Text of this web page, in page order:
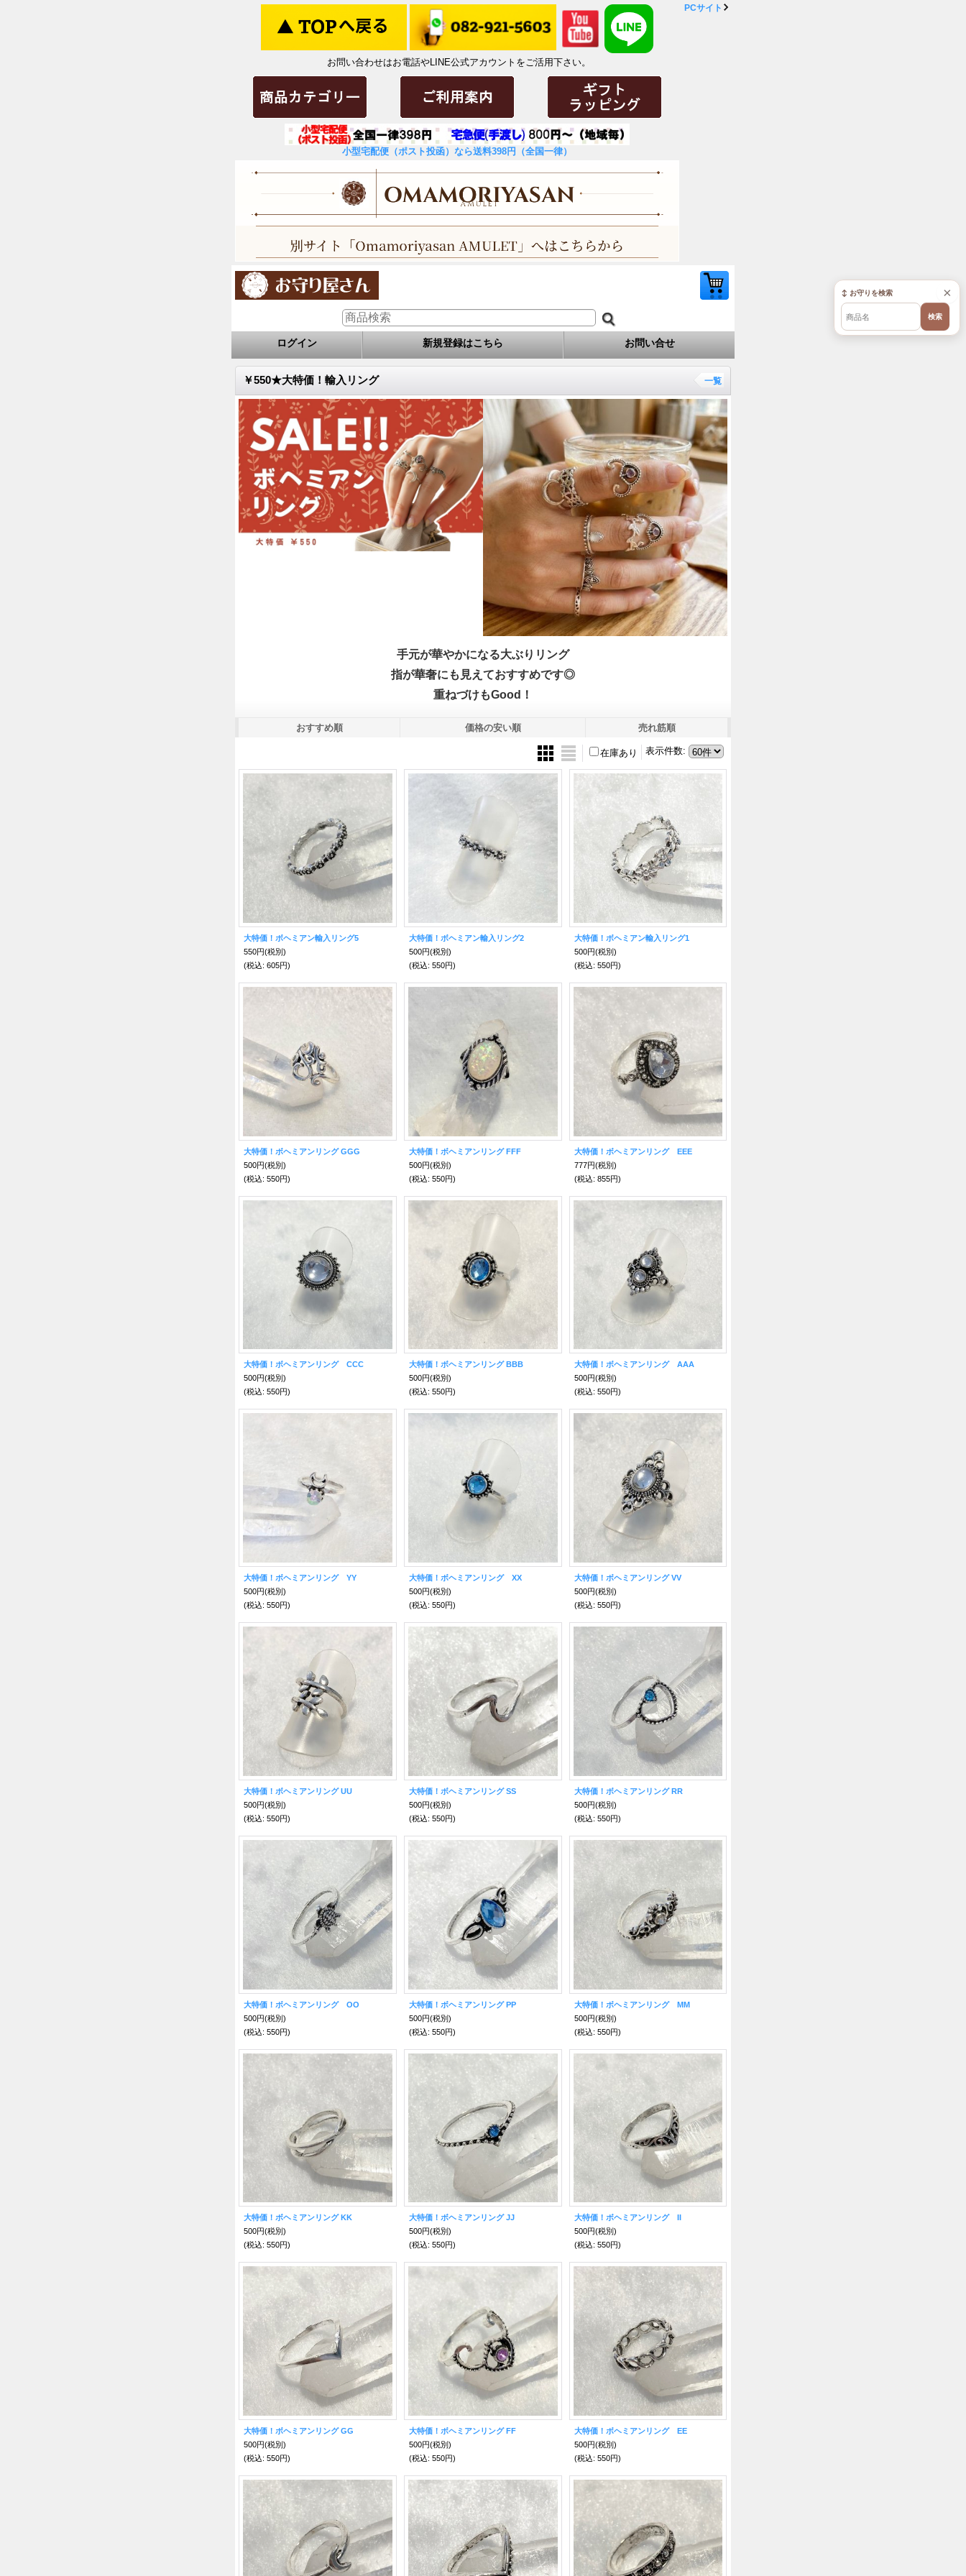
お問い合わせはお電話やLINE公式アカウントをご活用下さい。
小型宅配便（ポスト投函）なら送料398円（全国一律）
PCサイト
ログイン 新規登録はこちら お問い合せ
￥550★大特価！輸入リング
手元が華やかになる大ぶりリング
指が華奢にも見えておすすめです◎
重ねづけもGood！
一覧
おすすめ順 価格の安い順 売れ筋順
表示件数:
在庫あり
大特価！ボヘミアン輸入リング5
550円(税別)
(税込: 605円)
大特価！ボヘミアン輸入リング2
500円(税別)
(税込: 550円)
大特価！ボヘミアン輸入リング1
500円(税別)
(税込: 550円)
大特価！ボヘミアンリング GGG
500円(税別)
(税込: 550円)
大特価！ボヘミアンリング FFF
500円(税別)
(税込: 550円)
大特価！ボヘミアンリング EEE
777円(税別)
(税込: 855円)
大特価！ボヘミアンリング CCC
500円(税別)
(税込: 550円)
大特価！ボヘミアンリング BBB
500円(税別)
(税込: 550円)
大特価！ボヘミアンリング AAA
500円(税別)
(税込: 550円)
大特価！ボヘミアンリング YY
500円(税別)
(税込: 550円)
大特価！ボヘミアンリング XX
500円(税別)
(税込: 550円)
大特価！ボヘミアンリング VV
500円(税別)
(税込: 550円)
大特価！ボヘミアンリング UU
500円(税別)
(税込: 550円)
大特価！ボヘミアンリング SS
500円(税別)
(税込: 550円)
大特価！ボヘミアンリング RR
500円(税別)
(税込: 550円)
大特価！ボヘミアンリング OO
500円(税別)
(税込: 550円)
大特価！ボヘミアンリング PP
500円(税別)
(税込: 550円)
大特価！ボヘミアンリング MM
500円(税別)
(税込: 550円)
大特価！ボヘミアンリング KK
500円(税別)
(税込: 550円)
大特価！ボヘミアンリング JJ
500円(税別)
(税込: 550円)
大特価！ボヘミアンリング II
500円(税別)
(税込: 550円)
大特価！ボヘミアンリング GG
500円(税別)
(税込: 550円)
大特価！ボヘミアンリング FF
500円(税別)
(税込: 550円)
大特価！ボヘミアンリング EE
500円(税別)
(税込: 550円)
×
↕ お守りを検索
検索